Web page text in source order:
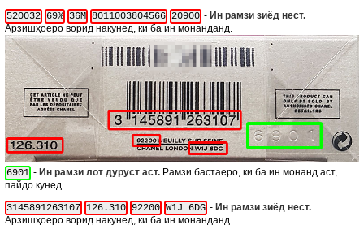
520032 69% 36M 8011003804566 20900 - Ин рамзи зиёд нест.
Арзишҳоеро ворид накунед, ки ба ин монанданд.
6901 - Ин рамзи лот дуруст аст. Рамзи бастаеро, ки ба ин монанд аст,
пайдо кунед.
3145891263107 126.310 92200 W1J 6DG - Ин рамзи зиёд нест.
Арзишҳоеро ворид накунед, ки ба ин монанданд.